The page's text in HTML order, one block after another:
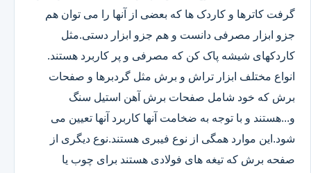
گرفت کاترها و کاردک ها که بعضی از آنها را می توان هم
جزو ابزار مصرفی دانست و هم جزو ابزار دستی.مثل
کاردکهای شیشه پاک کن که مصرفی و پر کاربرد هستند.
انواع مختلف ابزار تراش و برش مثل گردبرها و صفحات
برش که خود شامل صفحات برش آهن استیل سنگ
و...هستند و با توجه به ضخامت آنها کاربرد آنها تعیین می
شود.این موارد همگی از نوع فیبری هستند.نوع دیگری از
صفحه برش که تیغه های فولادی هستند برای چوب یا